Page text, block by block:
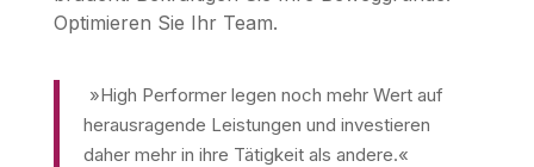
Optimieren Sie Ihr Team.
»High Performer legen noch mehr Wert auf
herausragende Leistungen und investieren
daher mehr in ihre Tätigkeit als andere.«